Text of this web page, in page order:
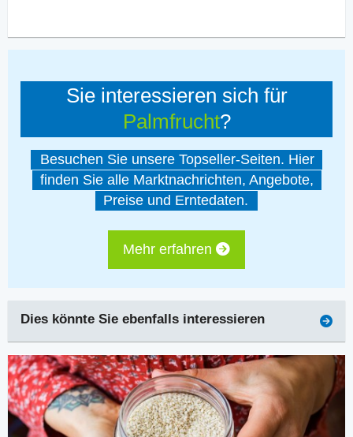
Sie interessieren sich für
Palmfrucht?
Besuchen Sie unsere Topseller-Seiten. Hier
finden Sie alle Marktnachrichten, Angebote,
Preise und Erntedaten.
Mehr erfahren
Dies könnte Sie ebenfalls interessieren